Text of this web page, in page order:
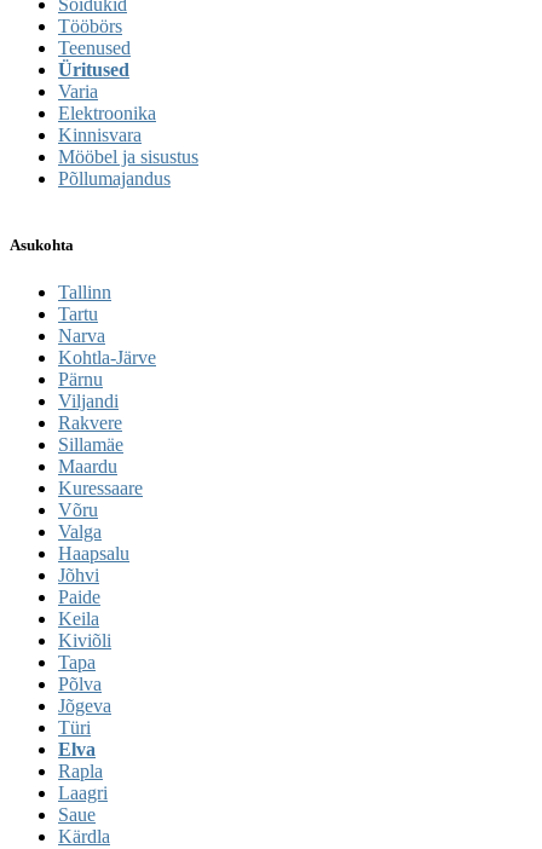
Sõidukid
Tööbörs
Teenused
Üritused
Varia
Elektroonika
Kinnisvara
Mööbel ja sisustus
Põllumajandus
Asukohta
Tallinn
Tartu
Narva
Kohtla-Järve
Pärnu
Viljandi
Rakvere
Sillamäe
Maardu
Kuressaare
Võru
Valga
Haapsalu
Jõhvi
Paide
Keila
Kiviõli
Tapa
Põlva
Jõgeva
Türi
Elva
Rapla
Laagri
Saue
Kärdla